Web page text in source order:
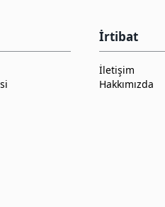
İrtibat
İletişim
Hakkımızda